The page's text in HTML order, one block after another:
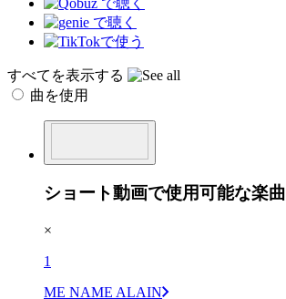
すべてを表示する
曲を使用
ショート動画で使用可能な楽曲
×
1
ME NAME ALAIN